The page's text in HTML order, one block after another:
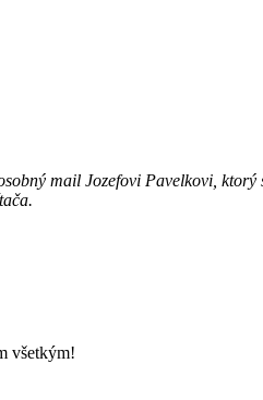
mail Jozefovi Pavelkovi,
všetkým!